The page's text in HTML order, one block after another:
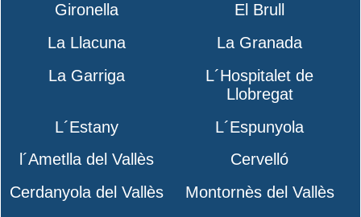
Gironella
El Brull
La Llacuna
La Granada
La Garriga
L´Hospitalet de
Llobregat
L´Estany
L´Espunyola
l´Ametlla del Vallès
Cervelló
Cerdanyola del Vallès
Montornès del Vallès